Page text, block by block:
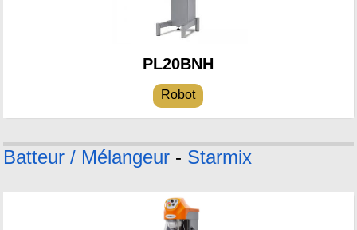
PL20BNH
Robot
Batteur / Mélangeur - Starmix